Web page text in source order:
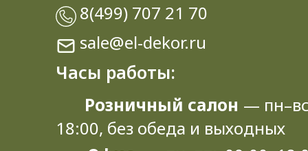
8(499) 707 21 70
sale@el-dekor.ru
Часы работы:
Розничный салон —
18:00, без обеда и выходных